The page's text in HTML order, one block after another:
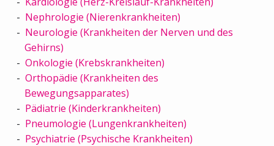
Nephrologie (Nierenkrankheiten)
Neurologie (Krankheiten der Nerven und des
Gehirns)
Onkologie (Krebskrankheiten)
Orthopädie (Krankheiten des
Bewegungsapparates)
Pädiatrie (Kinderkrankheiten)
Pneumologie (Lungenkrankheiten)
Psychiatrie (Psychische Krankheiten)